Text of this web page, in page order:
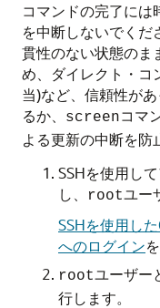
コマンドの完了に
を中断しないでくだ
貫性のない状態のま
め、ダイレクト・コ
当)など、信頼性が
るか、
screenコマ
よる更新の中断を防
SSHを使用し
し、
rootユー
SSHを使用し
へのログイン
rootユーザー
行します。